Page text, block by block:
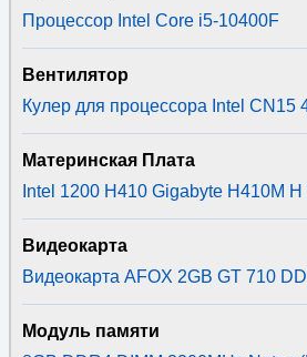
Процессор Intel Core i5-10400F
Вентилятор
Кулер для процессора Intel CN15
Материнская Плата
Intel 1200 H410 Gigabyte H410M H
Видеокарта
Видеокарта AFOX 2GB GT 710
Модуль памяти